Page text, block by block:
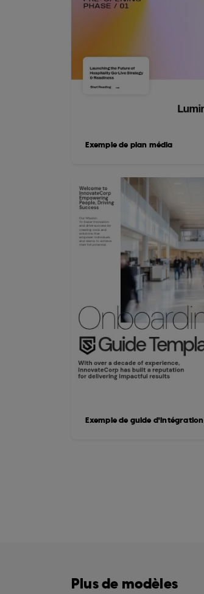
Exemple de plan média
Exemple de guide d'intégration
Plus de modèles